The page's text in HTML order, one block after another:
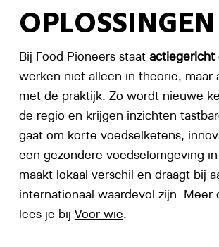
OPLOSSINGEN
Bij Food Pioneers staat actiegericht
werken niet alleen in theorie, maar
met de praktijk. Zo wordt nieuwe
de regio en krijgen inzichten
gaat om korte voedselketens,
een gezondere voedselomgeving
maakt lokaal verschil en draagt bij
internationaal waardevol zijn. Meer
lees je bij Voor wie